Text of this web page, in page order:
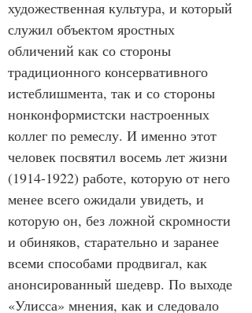
художественная культура, и который
служил объектом яростных
обличений как со стороны
традиционного консервативного
истеблишмента, так и со стороны
нонконформистски настроенных
коллег по ремеслу. И именно этот
человек посвятил восемь лет жизни
(1914-1922) работе, которую от него
менее всего ожидали увидеть, и
которую он, без ложной скромности
и обиняков, старательно и заранее
всеми способами продвигал, как
анонсированный шедевр. По выходе
«Улисса» мнения, как и следовало